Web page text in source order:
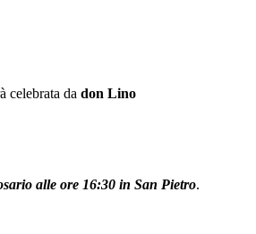
celebrata da don Lino
alle ore 16:30 in San Pietro.